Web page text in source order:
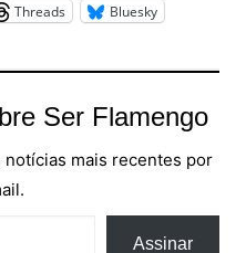
Threads Bluesky
Ser Flamengo
mais recentes por
Assinar